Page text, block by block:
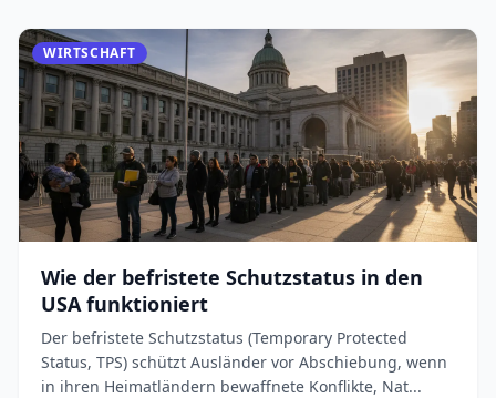
WIRTSCHAFT
Wie der befristete Schutzstatus in den
USA funktioniert
Der befristete Schutzstatus (Temporary Protected
Status, TPS) schützt Ausländer vor Abschiebung, wenn
in ihren Heimatländern bewaffnete Konflikte, Nat...